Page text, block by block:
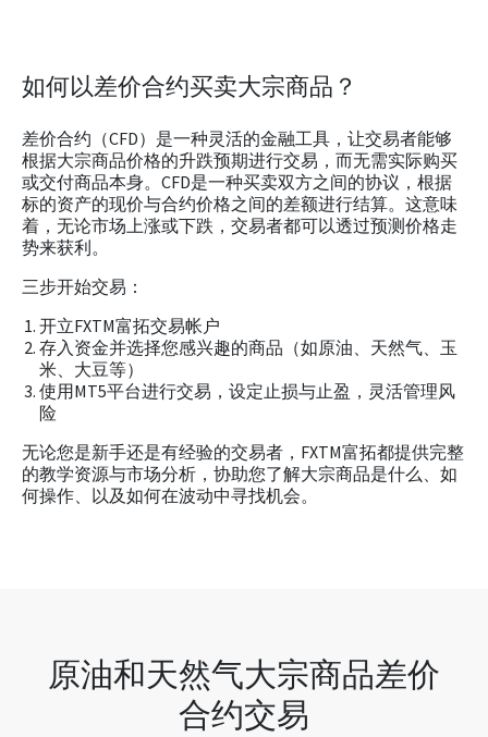
如何以差价合约买卖大宗商品？
差价合约（CFD）是一种灵活的金融工具，让交易者能够
根据大宗商品价格的升跌预期进行交易，而无需实际购买
或交付商品本身。CFD是一种买卖双方之间的协议，根据
标的资产的现价与合约价格之间的差额进行结算。这意味
着，无论市场上涨或下跌，交易者都可以透过预测价格走
势来获利。
三步开始交易：
开立FXTM富拓交易帐户
存入资金并选择您感兴趣的商品（如原油、天然气、玉
米、大豆等）
使用MT5平台进行交易，设定止损与止盈，灵活管理风
险
无论您是新手还是有经验的交易者，FXTM富拓都提供完整
的教学资源与市场分析，协助您了解大宗商品是什么、如
何操作、以及如何在波动中寻找机会。
原油和天然气大宗商品差价
合约交易